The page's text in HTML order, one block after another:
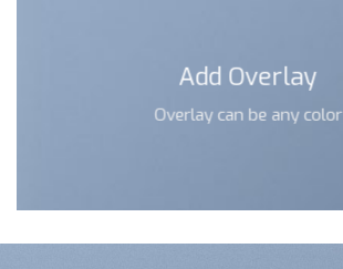
Add Overlay
Overlay can be any color